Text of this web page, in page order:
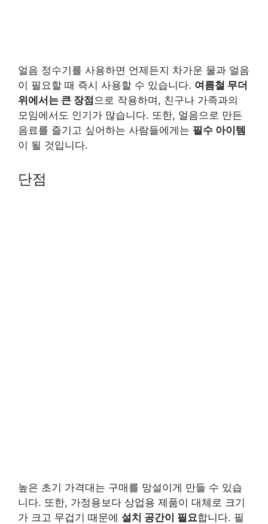
얼음 정수기를 사용하면 언제든지 차가운 물과 얼음
이 필요할 때 즉시 사용할 수 있습니다. 여름철 무더
위에서는 큰 장점 으로 작용하며, 친구나 가족과의
모임에서도 인기가 많습니다. 또한, 얼음으로 만든
음료를 즐기고 싶어하는 사람들에게는 필수 아이템
이 될 것입니다.
단점
높은 초기 가격대는 구매를 망설이게 만들 수 있습
니다. 또한, 가정용보다 상업용 제품이 대체로 크기
가 크고 무겁기 때문에 설치 공간이 필요합니다. 필